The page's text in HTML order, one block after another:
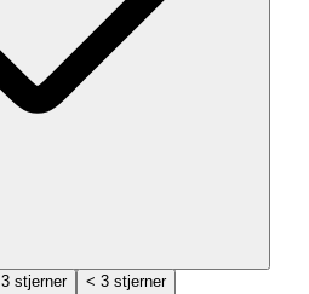
3 stjerner < 3 stjerner